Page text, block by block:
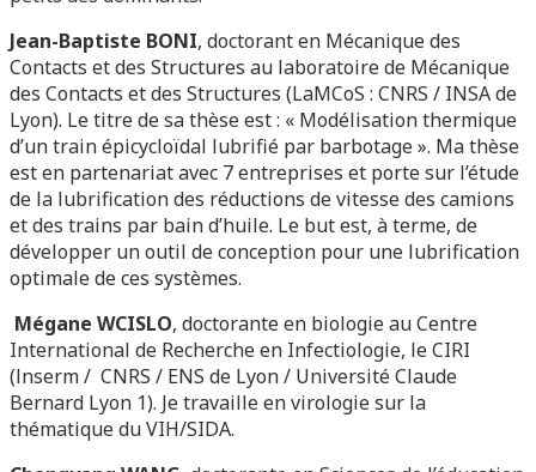
Jean-Baptiste BONI, doctorant en Mécanique des
Contacts et des Structures au laboratoire de Mécanique
des Contacts et des Structures (LaMCoS : CNRS / INSA de
Lyon). Le titre de sa thèse est : « Modélisation thermique
d’un train épicycloïdal lubrifié par barbotage ». Ma thèse
est en partenariat avec 7 entreprises et porte sur l’étude
de la lubrification des réductions de vitesse des camions
et des trains par bain d’huile. Le but est, à terme, de
développer un outil de conception pour une lubrification
optimale de ces systèmes.
Mégane WCISLO, doctorante en biologie au Centre
International de Recherche en Infectiologie, le CIRI
(lnserm / CNRS / ENS de Lyon / Université Claude
Bernard Lyon 1). Je travaille en virologie sur la
thématique du VIH/SIDA.